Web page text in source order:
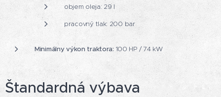
objem oleja: 29 l
pracovný tlak: 200 bar
Minimálny výkon traktora: 100 HP / 74 kW
Štandardná výbava